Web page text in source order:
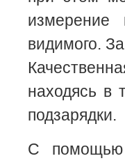
измерение
видимого.
находясь в
подзарядки.
С помощью